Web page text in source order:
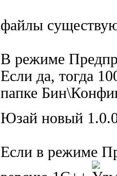
файлы
В режиме
Если да, тогда
папке
Юзай новый
Если в режиме